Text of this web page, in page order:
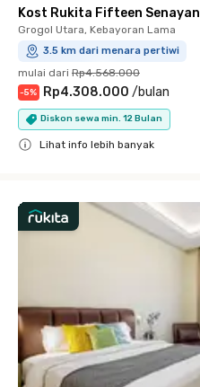
Kost Rukita Fifteen Senayan
Grogol Utara, Kebayoran Lama
3.5 km dari menara pertiwi
mulai dari Rp4.568.000
-5% Rp4.308.000 /bulan
Diskon sewa min. 12 Bulan
Lihat info lebih banyak